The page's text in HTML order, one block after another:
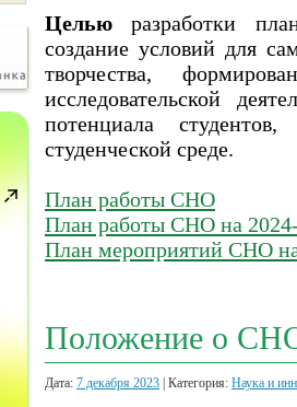
Целью разработки
создание условий для
творчества,
исследовательской
потенциала
студенческой среде.
План работы СНО
План работы СНО на
План мероприятий СНО
Положение о
Дата: 7 декабря 2023 | Категория: Наука и